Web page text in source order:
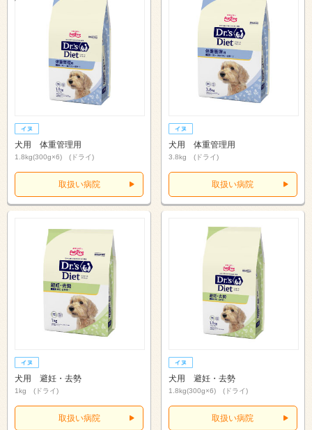
犬用 体重管理用
1.8kg(300g×6) (ドライ)
取扱い病院
犬用 体重管理用
3.8kg (ドライ)
取扱い病院
犬用 避妊・去勢
1kg (ドライ)
取扱い病院
犬用 避妊・去勢
1.8kg(300g×6) (ドライ)
取扱い病院